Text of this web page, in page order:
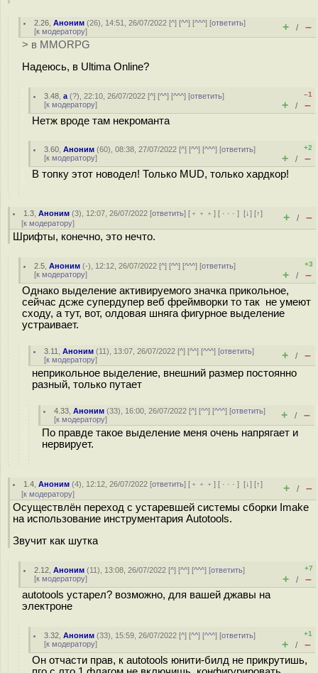
2.26 ,Аноним (26), 14:51, 26/07/2022 [^] [^^] [^^^] [ответить]
[к модератору] + / –
> в MMORPG
Надеюсь, в Ultima Online?
3.48 ,а (?), 22:10, 26/07/2022 [^] [^^] [^^^] [ответить]
[к модератору]
–1
+ / –
Нетж вроде там некроманта
3.60 ,Аноним (60), 08:38, 27/07/2022 [^] [^^] [^^^] [ответить]
[к модератору]
+2
+ / –
В топку этот новодел! Только MUD, только хардкор!
1.3 ,Аноним (3), 12:07, 26/07/2022 [ответить] [ ﹢﹢﹢] [ · · ·][↓] [↑]
[к модератору] + / –
Шрифты, конечно, это нечто.
2.5 ,Аноним (-), 12:12, 26/07/2022 [^] [^^] [^^^] [ответить]
[к модератору]
+3
+ / –
Однако выделение активируемого значка прикольное,
сейчас дсже супердупер веб фреймворки то так не умеют
сходу, а тут, вот, олдовая шняга фигурное выделение
устраивает.
3.11 ,Аноним (11), 13:07, 26/07/2022 [^] [^^] [^^^] [ответить]
[к модератору] + / –
неприкольное выделение, внешний размер постоянно
разный, только путает
4.33 ,Аноним (33), 16:00, 26/07/2022 [^] [^^] [^^^] [ответить]
[к модератору] + / –
По правде такое выделение меня очень напрягает и
нервирует.
1.4 ,Аноним (4), 12:12, 26/07/2022 [ответить] [ ﹢﹢﹢] [ · · ·][↓] [↑]
[к модератору] + / –
Осуществлён переход с устаревшей системы сборки Imake
на использование инструментария Autotools.
Звучит как шутка
2.12 ,Аноним (11), 13:08, 26/07/2022 [^] [^^] [^^^] [ответить]
[к модератору]
+7
+ / –
autotools устарел? возможно, для вашей джавы на
электроне
3.32 ,Аноним (33), 15:59, 26/07/2022 [^] [^^] [^^^] [ответить]
[к модератору]
+1
+ / –
Он отчасти прав, к autotools юнити-билд не прикрутишь,